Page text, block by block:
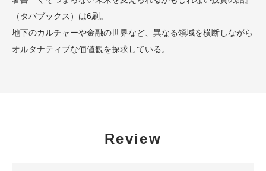
（タバブックス）は6刷。
地下のカルチャーや金融の世界など、異なる領域を横断しながら
オルタナティブな価値観を探求している。
Review